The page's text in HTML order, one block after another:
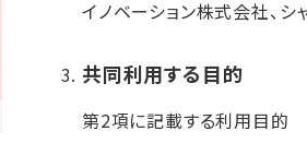
イノベーション株式会社、
共同利用する目的
第2項に記載する利用目的